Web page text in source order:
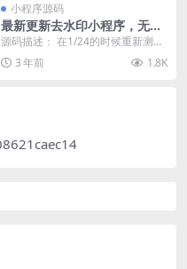
小程序源码
最新更新去水印小程序，无需
后台，对接接口，支持全网去
水印
源码描述： 在1/24的时候重新测试
了下，又找了一个免费去水印接口
放里面了 感兴...
3 年前 1.8K